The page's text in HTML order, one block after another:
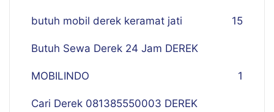
butuh mobil derek keramat jati 15
Butuh Sewa Derek 24 Jam DEREK
MOBILINDO 1
Cari Derek 081385550003 DEREK